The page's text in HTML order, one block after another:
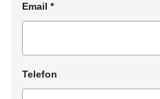
Email *
Telefon